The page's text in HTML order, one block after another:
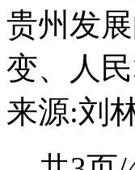
贵州发
变、人
来源:刘